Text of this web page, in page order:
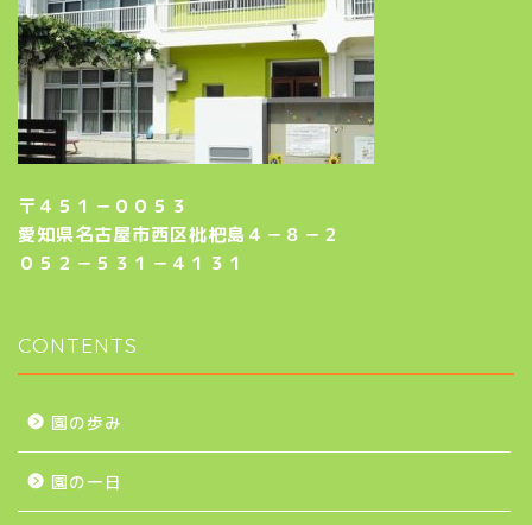
〒４５１－００５３
愛知県名古屋市西区枇杷島４－８－２
０５２－５３１－４１３１
CONTENTS
園の歩み
園の一日